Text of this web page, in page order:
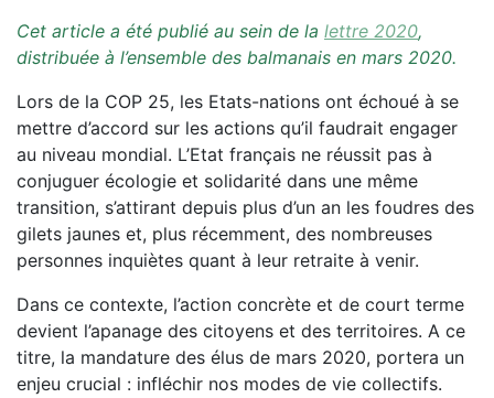
Cet article a été publié au sein de la lettre 2020,
distribuée à l’ensemble des balmanais en mars 2020.
Lors de la COP 25, les Etats-nations ont échoué à se
mettre d’accord sur les actions qu’il faudrait engager
au niveau mondial. L’Etat français ne réussit pas à
conjuguer écologie et solidarité dans une même
transition, s’attirant depuis plus d’un an les foudres des
gilets jaunes et, plus récemment, des nombreuses
personnes inquiètes quant à leur retraite à venir.
Dans ce contexte, l’action concrète et de court terme
devient l’apanage des citoyens et des territoires. A ce
titre, la mandature des élus de mars 2020, portera un
enjeu crucial : infléchir nos modes de vie collectifs.